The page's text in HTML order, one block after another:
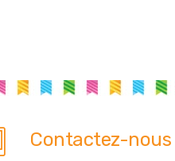
Contactez-nous